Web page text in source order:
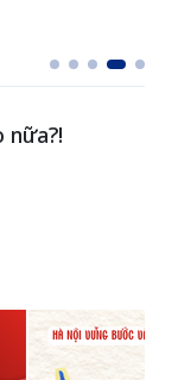
học nhân